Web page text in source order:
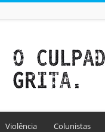
Violência Colunistas